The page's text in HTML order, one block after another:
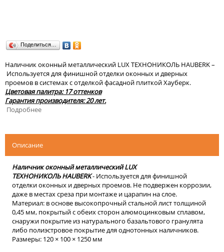
Поделиться…
Наличник оконный металлический LUX ТЕХНОНИКОЛЬ HAUBERK –
Используется для финишной отделки оконных и дверных
проемов в системах с отделкой фасадной плиткой Хауберк.
Цветовая палитра: 17 оттенков
Гарантия производителя: 20 лет.
Подробнее
Описание
Наличник оконный металлический LUX
ТЕХНОНИКОЛЬ HAUBERK- Используется для финишной
отделки оконных и дверных проемов. Не подвержен коррозии,
даже в местах среза при монтаже и царапин на слое.
Материал: в основе высокопрочный стальной лист толщиной
0,45 мм, покрытый с обеих сторон алюмоцинковым сплавом,
снаружи покрытие из натурального базальтового гранулята
либо полиэстровое покрытие для однотонных наличников.
Размеры: 120 × 100 × 1250 мм